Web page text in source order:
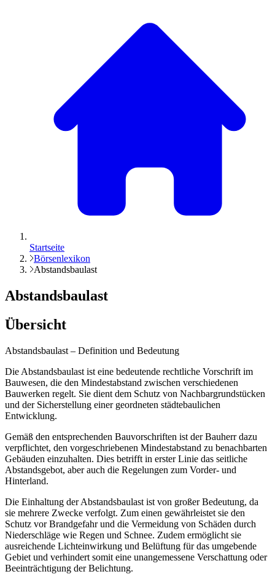
Startseite
Börsenlexikon
Abstandsbaulast
Abstandsbaulast
Übersicht
Abstandsbaulast – Definition und Bedeutung
Die Abstandsbaulast ist eine bedeutende rechtliche Vorschrift im
Bauwesen, die den Mindestabstand zwischen verschiedenen
Bauwerken regelt. Sie dient dem Schutz von Nachbargrundstücken
und der Sicherstellung einer geordneten städtebaulichen
Entwicklung.
Gemäß den entsprechenden Bauvorschriften ist der Bauherr dazu
verpflichtet, den vorgeschriebenen Mindestabstand zu benachbarten
Gebäuden einzuhalten. Dies betrifft in erster Linie das seitliche
Abstandsgebot, aber auch die Regelungen zum Vorder- und
Hinterland.
Die Einhaltung der Abstandsbaulast ist von großer Bedeutung, da
sie mehrere Zwecke verfolgt. Zum einen gewährleistet sie den
Schutz vor Brandgefahr und die Vermeidung von Schäden durch
Niederschläge wie Regen und Schnee. Zudem ermöglicht sie
ausreichende Lichteinwirkung und Belüftung für das umgebende
Gebiet und verhindert somit eine unangemessene Verschattung oder
Beeinträchtigung der Belichtung.